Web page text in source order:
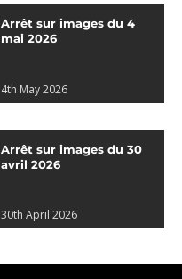
Arrêt sur images du 4
mai 2026
4th May 2026
Arrêt sur images du 30
avril 2026
30th April 2026